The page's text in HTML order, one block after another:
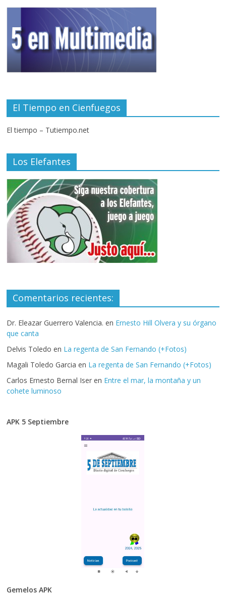
El Tiempo en Cienfuegos
El tiempo – Tutiempo.net
Los Elefantes
Comentarios recientes:
Dr. Eleazar Guerrero Valencia. en Ernesto Hill Olvera y su órgano
que canta
Delvis Toledo en La regenta de San Fernando (+Fotos)
Magali Toledo Garcia en La regenta de San Fernando (+Fotos)
Carlos Ernesto Bernal Iser en Entre el mar, la montaña y un
cohete luminoso
APK 5 Septiembre
Gemelos APK